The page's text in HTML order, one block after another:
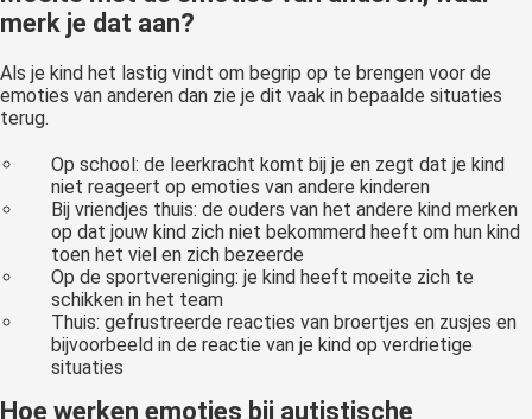
merk je dat aan?
Als je kind het lastig vindt om begrip op te brengen voor de
emoties van anderen dan zie je dit vaak in bepaalde situaties
terug.
Op school: de leerkracht komt bij je en zegt dat je kind
niet reageert op emoties van andere kinderen
Bij vriendjes thuis: de ouders van het andere kind merken
op dat jouw kind zich niet bekommerd heeft om hun kind
toen het viel en zich bezeerde
Op de sportvereniging: je kind heeft moeite zich te
schikken in het team
Thuis: gefrustreerde reacties van broertjes en zusjes en
bijvoorbeeld in de reactie van je kind op verdrietige
situaties
Hoe werken emoties bij autistische